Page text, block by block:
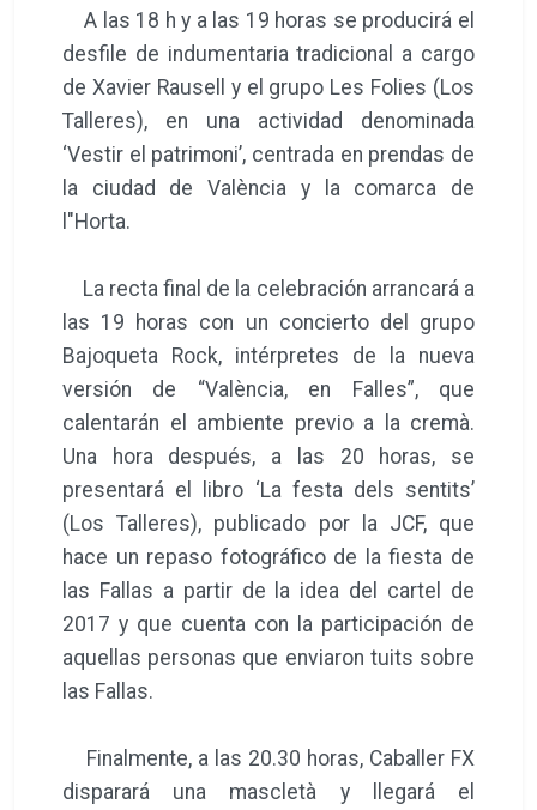
A las 18 h y a las 19 horas se producirá el
desfile de indumentaria tradicional a cargo
de Xavier Rausell y el grupo Les Folies (Los
Talleres), en una actividad denominada
‘Vestir el patrimoni’, centrada en prendas de
la ciudad de València y la comarca de
l"Horta.
La recta final de la celebración arrancará a
las 19 horas con un concierto del grupo
Bajoqueta Rock, intérpretes de la nueva
versión de “València, en Falles”, que
calentarán el ambiente previo a la cremà.
Una hora después, a las 20 horas, se
presentará el libro ‘La festa dels sentits’
(Los Talleres), publicado por la JCF, que
hace un repaso fotográfico de la fiesta de
las Fallas a partir de la idea del cartel de
2017 y que cuenta con la participación de
aquellas personas que enviaron tuits sobre
las Fallas.
Finalmente, a las 20.30 horas, Caballer FX
disparará una mascletà y llegará el